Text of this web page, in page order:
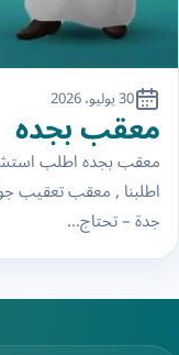
30 يوليو، 2026
معقب بجده
معقب بجده اطلب
اطلبنا , معقب
جدة – تحتاج…